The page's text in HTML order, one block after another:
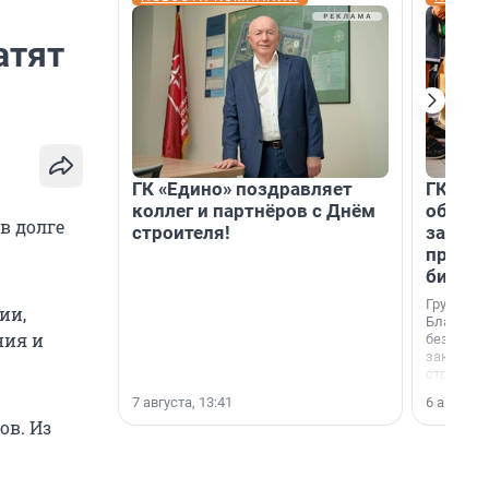
долге
и
Из
ГК «Едино» поздравляет
коллег и партнёров с Днём
строителя!
7 августа, 13:41
ГК
Группа
6